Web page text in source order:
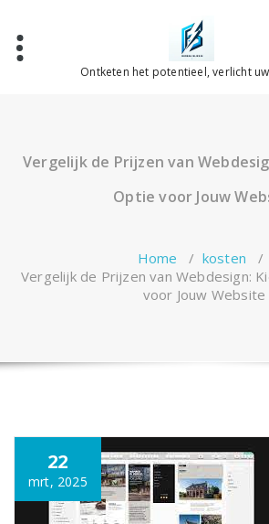
inhoud
Ontketen het potentieel, verlicht
Vergelijk de Prijzen van
Optie voor Jouw
Home / kosten /
Vergelijk de Prijzen van Webdesign:
voor Jouw Website
22
mrt, 2025